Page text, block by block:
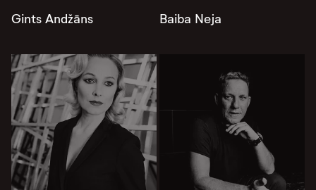
Gints Andžāns Baiba Neja